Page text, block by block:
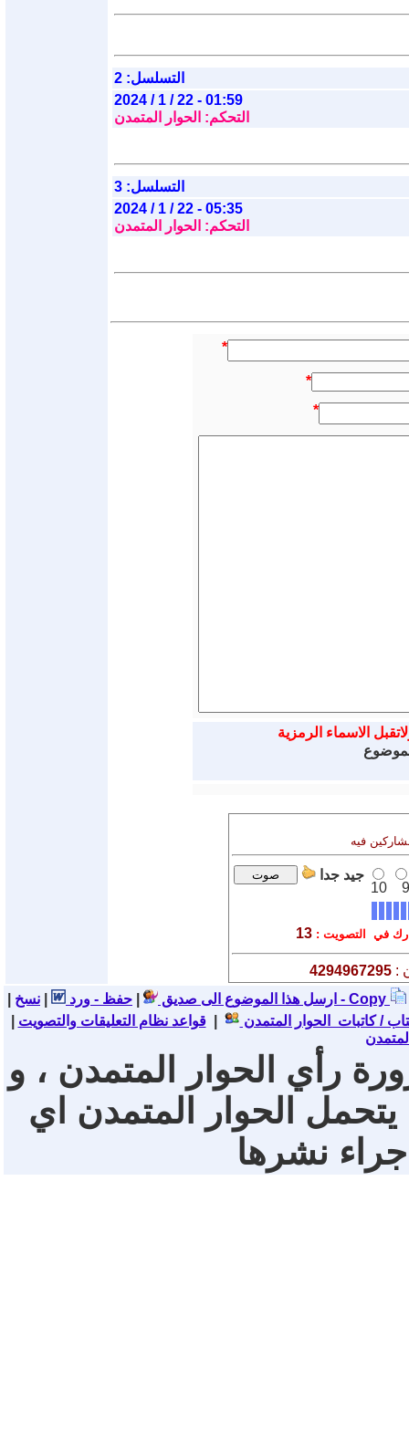
التسلسل: 2
2024 / 1 / 22 - 01:59
التحكم: الحوار المتمدن
التسلسل: 3
2024 / 1 / 22 - 05:35
التحكم: الحوار المتمدن
*
*
*
الاسماء الرمزية
فيه
9
10
جيد جدا
في التصويت :13
:
4294967295
ارسل هذا الموضوع الى صديق حفظ - ورد نسخ - Copy
/ كاتبات الحوار المتمدن |قواعد نظام التعليقات والتصويت
رأي الحوار المتمدن ، و
يتحمل الحوار المتمدن اي
جراء نشرها